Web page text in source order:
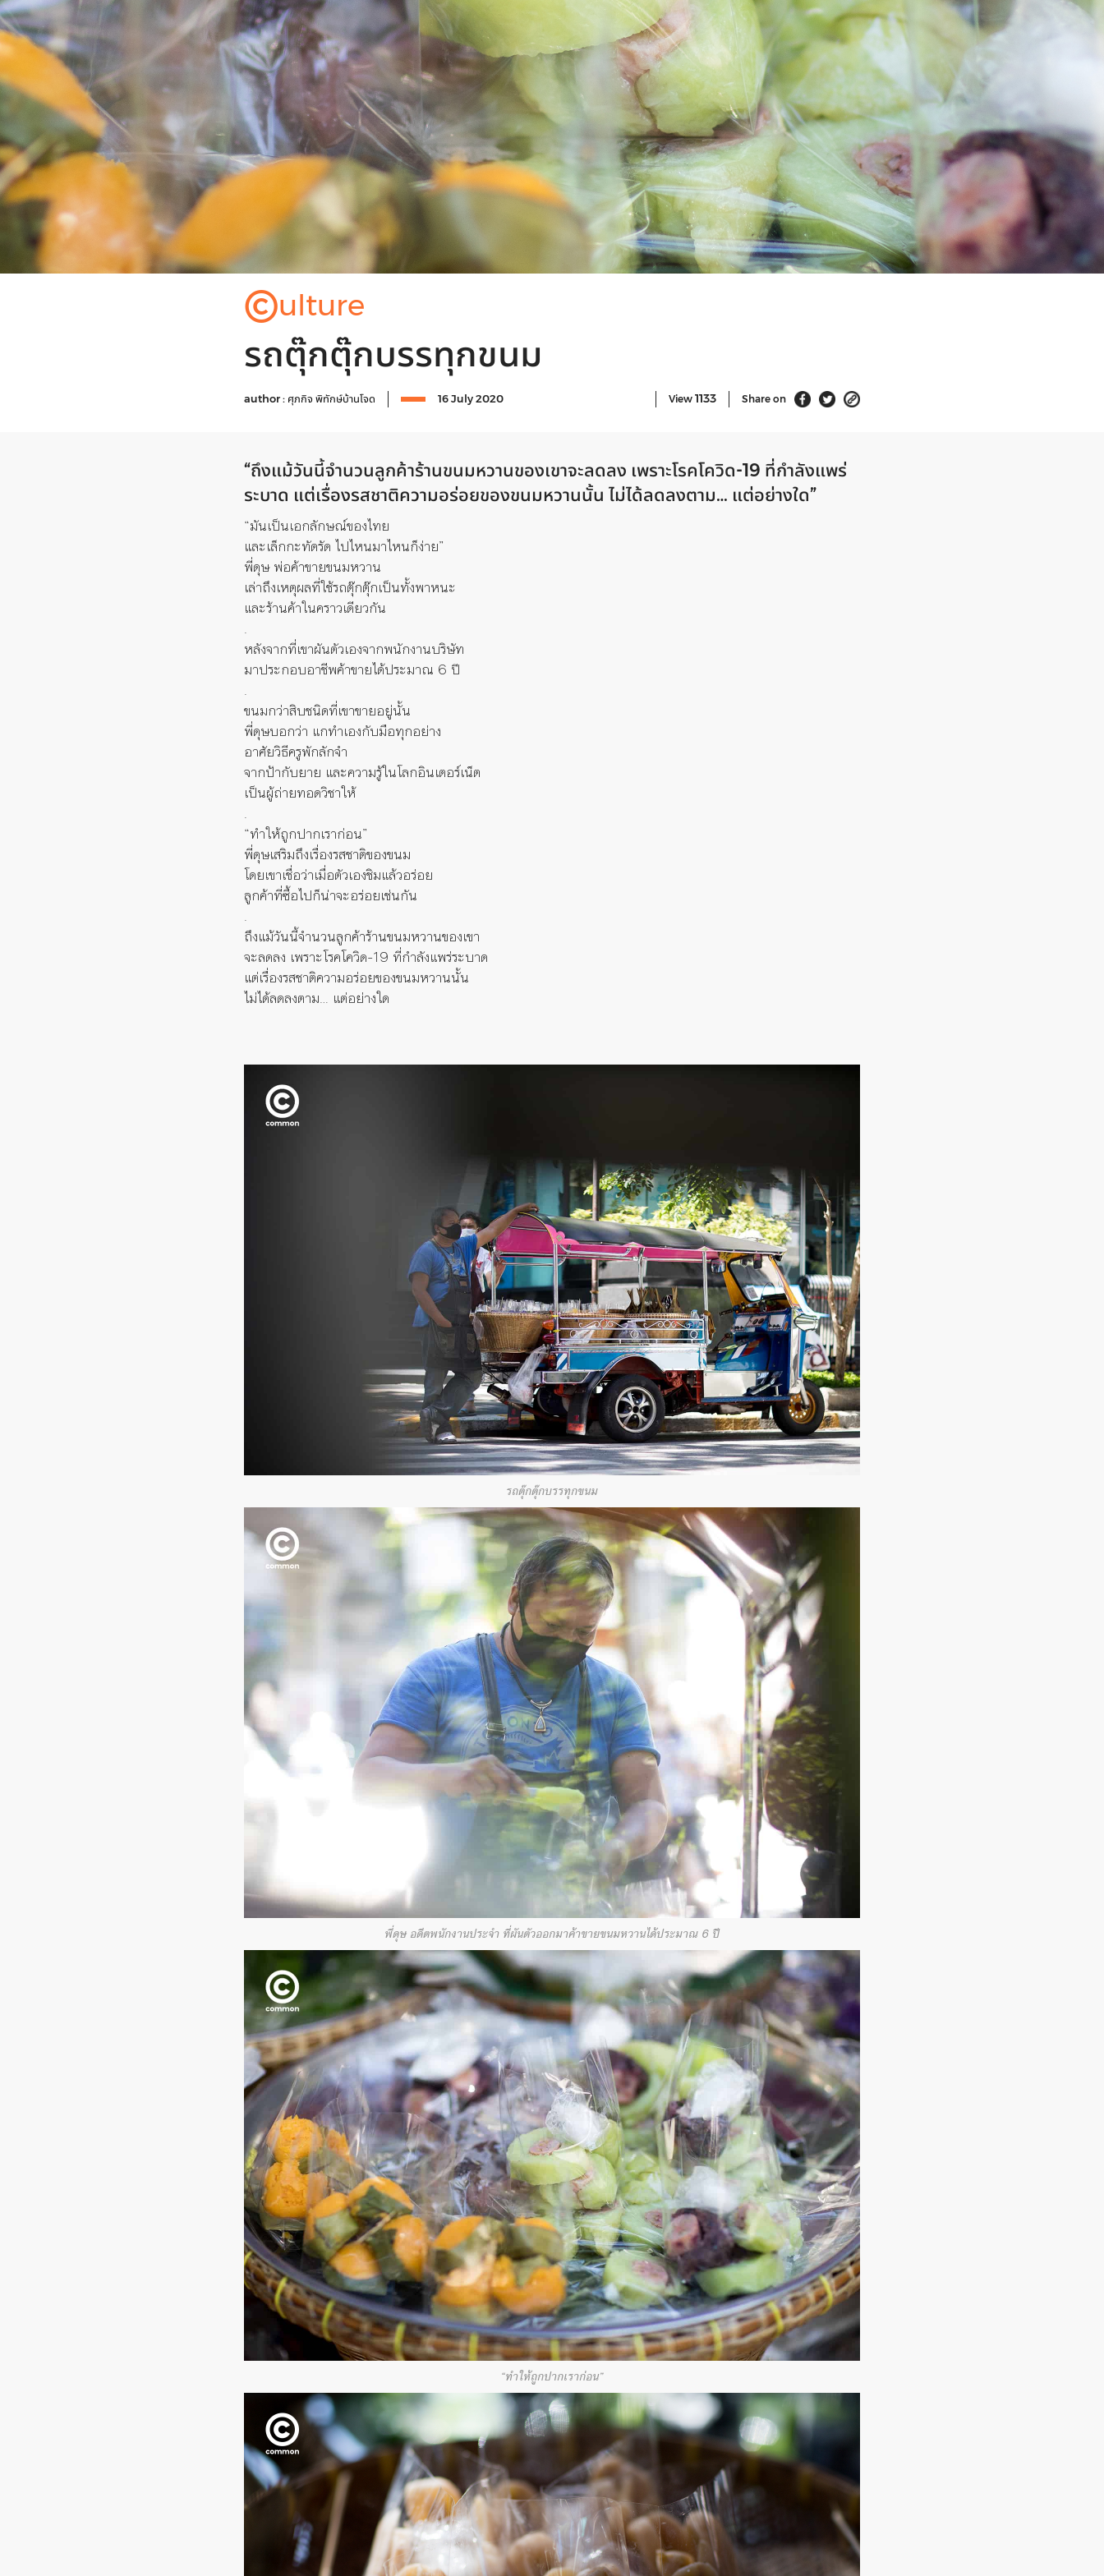
©ulture
รถตุ๊กตุ๊กบรรทุกขนม
author : ศุภกิจ พิทักษ์บ้านโจด 16 July 2020 View 1133 Share on
“ถึงแม้วันนี้จำนวนลูกค้าร้านขนมหวานของเขาจะลดลง เพราะโรคโควิด-19 ที่กำลังแพร่
ระบาด แต่เรื่องรสชาติความอร่อยของขนมหวานนั้น ไม่ได้ลดลงตาม… แต่อย่างใด”
“มันเป็นเอกลักษณ์ของไทย
และเล็กกะทัดรัด ไปไหนมาไหนก็ง่าย”
พี่ดุษ พ่อค้าขายขนมหวาน
เล่าถึงเหตุผลที่ใช้รถตุ๊กตุ๊กเป็นทั้งพาหนะ
และร้านค้าในคราวเดียวกัน
.
หลังจากที่เขาผันตัวเองจากพนักงานบริษัท
มาประกอบอาชีพค้าขายได้ประมาณ 6 ปี
.
ขนมกว่าสิบชนิดที่เขาขายอยู่นั้น
พี่ดุษบอกว่า แกทำเองกับมือทุกอย่าง
อาศัยวิธีครูพักลักจำ
จากป้ากับยาย และความรู้ในโลกอินเตอร์เน็ต
เป็นผู้ถ่ายทอดวิชาให้
.
“ทำให้ถูกปากเราก่อน”
พี่ดุษเสริมถึงเรื่องรสชาติของขนม
โดยเขาเชื่อว่าเมื่อตัวเองชิมแล้วอร่อย
ลูกค้าที่ซื้อไปก็น่าจะอร่อยเช่นกัน
.
ถึงแม้วันนี้จำนวนลูกค้าร้านขนมหวานของเขา
จะลดลง เพราะโรคโควิด-19 ที่กำลังแพร่ระบาด
แต่เรื่องรสชาติความอร่อยของขนมหวานนั้น
ไม่ได้ลดลงตาม… แต่อย่างใด
รถตุ๊กตุ๊กบรรทุกขนม
พี่ดุษ อดีตพนักงานประจำ ที่ผันตัวออกมาค้าขายขนมหวานได้ประมาณ 6 ปี
“ทำให้ถูกปากเราก่อน”